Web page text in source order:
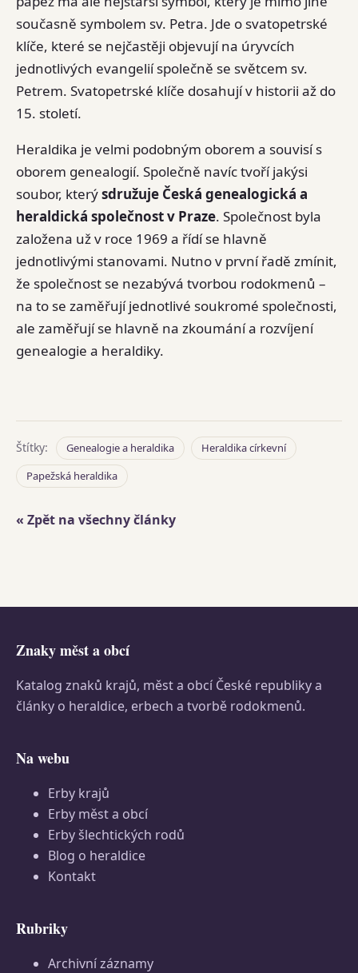
současně symbolem sv. Petra. Jde o svatopetrské
klíče, které se nejčastěji objevují na úryvcích
jednotlivých evangelií společně se světcem sv.
Petrem. Svatopetrské klíče dosahují v historii až do
15. století.
Heraldika je velmi podobným oborem a souvisí s
oborem genealogií. Společně navíc tvoří jakýsi
soubor, kterýsdružuje Česká genealogická a
heraldická společnost v Praze. Společnost byla
založena už v roce 1969 a řídí se hlavně
jednotlivými stanovami. Nutno v první řadě zmínit,
že společnost se nezabývá tvorbou rodokmenů –
na to se zaměřují jednotlivé soukromé společnosti,
ale zaměřují se hlavně na zkoumání a rozvíjení
genealogie a heraldiky.
Štítky: Genealogie a heraldika
Heraldika církevní
Papežská heraldika
« Zpět na všechny články
Znaky měst a obcí
Katalog znaků krajů, měst a obcí České republiky a
články o heraldice, erbech a tvorbě rodokmenů.
Na webu
Erby krajů
Erby měst a obcí
Erby šlechtických rodů
Blog o heraldice
Kontakt
Rubriky
Archivní záznamy